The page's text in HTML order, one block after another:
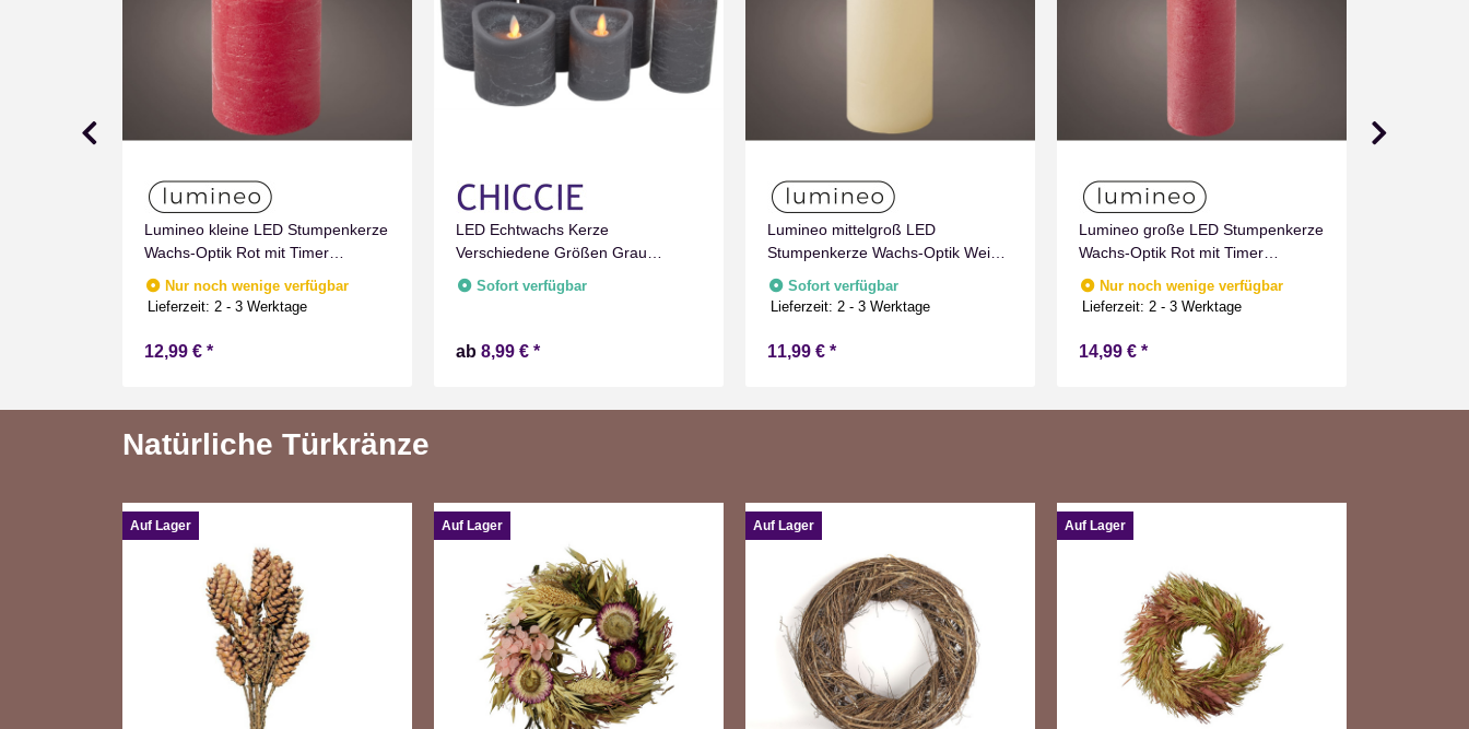
Lumineo kleine LED Stumpenkerze
Wachs-Optik Rot mit Timer
Flammen Effect für Drinnen
Warmweiß 11 cm hoch
Nur noch wenige verfügbar
Lieferzeit: 2 - 3 Werktage
12,99 € *
LED Echtwachs Kerze
Verschiedene Größen Grau
Marmoriert Flammenlos mit
Zeitschaltuhr Flacker Technik Timer
Sofort verfügbar
ab 8,99 € *
Lumineo mittelgroß LED
Stumpenkerze Wachs-Optik Weiß
mit Timer Flammen Effect für
Drinnen Warmweiß 15 cm hoch
Sofort verfügbar
Lieferzeit: 2 - 3 Werktage
11,99 € *
Lumineo große LED Stumpenkerze
Wachs-Optik Rot mit Timer
Flammen Effect für Drinnen
Warmweiß 19 cm hoch
Nur noch wenige verfügbar
Lieferzeit: 2 - 3 Werktage
14,99 € *
Natürliche Türkränze
Auf Lager Auf Lager Auf Lager Auf Lager